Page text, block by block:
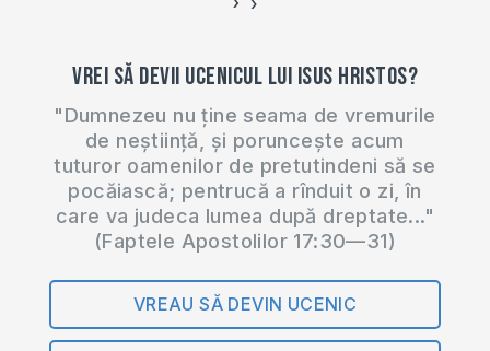
Vrei să devii ucenicul lui Isus Hristos?
"Dumnezeu nu ține seama de vremurile
de neștiință, și poruncește acum
tuturor oamenilor de pretutindeni să se
pocăiască; pentrucă a rînduit o zi, în
care va judeca lumea după dreptate..."
(Faptele Apostolilor 17:30—31)
VREAU SĂ DEVIN UCENIC